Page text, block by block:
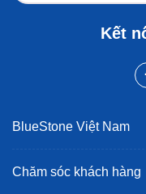
Kết
BlueStone Việt Nam
Chăm sóc khách hàng